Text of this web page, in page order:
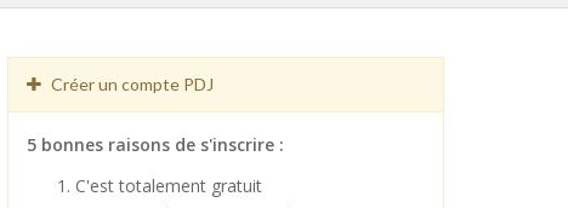
Créer un compte PDJ
5 bonnes raisons de s'inscrire :
C'est totalement gratuit